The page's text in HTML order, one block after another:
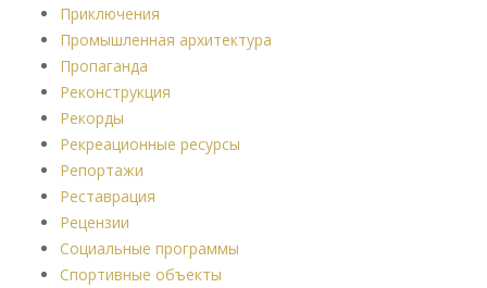
Приключения
Промышленная архитектура
Пропаганда
Реконструкция
Рекорды
Рекреационные ресурсы
Репортажи
Реставрация
Рецензии
Социальные программы
Спортивные объекты